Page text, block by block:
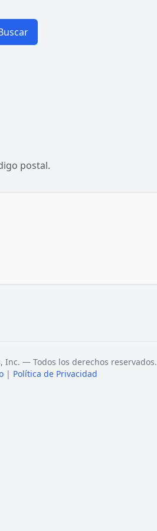
postal.
Inc. — Todos los derechos reservados.
| Política de Privacidad